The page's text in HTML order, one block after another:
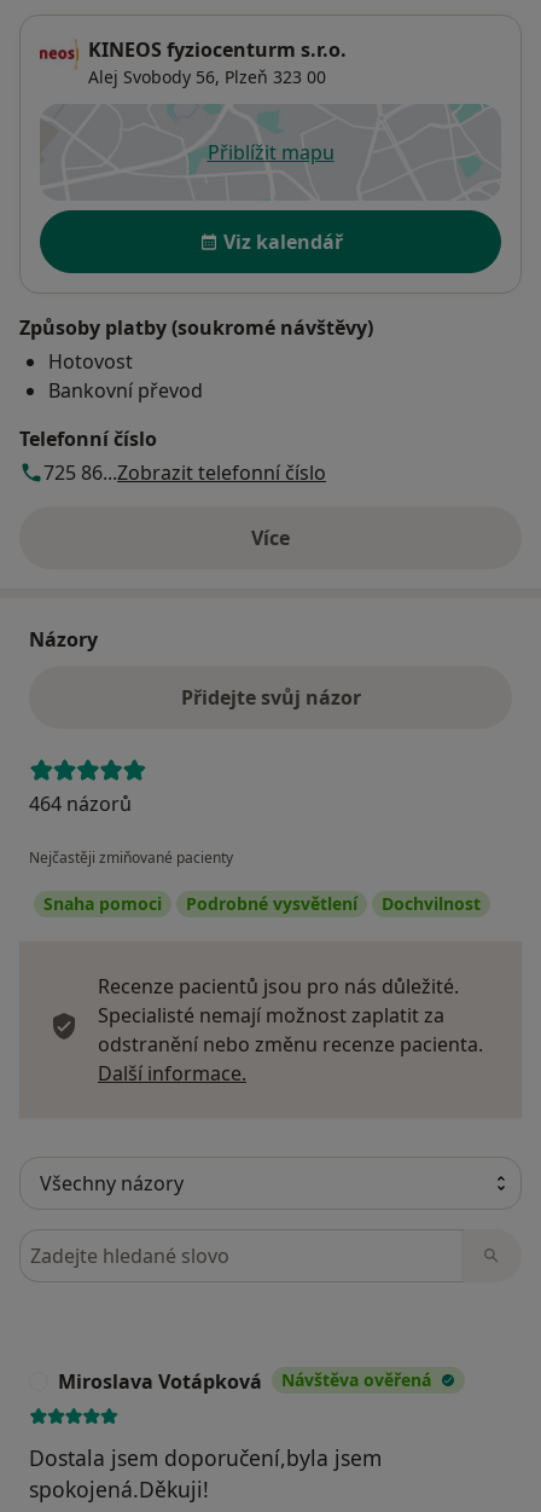
KINEOS fyziocenturm s.r.o.
Alej Svobody 56, Plzeň 323 00
Přiblížit mapuse otevře v nové záložce
Dostupnost
Viz kalendář
Způsoby platby (soukromé návštěvy)
Hotovost
Bankovní převod
Telefonní číslo
725 86...Zobrazit telefonní číslo
Víceo adrese
Názory
Přidejte svůj názor
464 názorů
Nejčastěji zmiňované pacienty
Snaha pomoci Podrobné vysvětlení Dochvilnost
Recenze pacientů jsou pro nás důležité.
Specialisté nemají možnost zaplatit za
odstranění nebo změnu recenze pacienta.
Další informace.
Hledejte v názorech
Miroslava Votápková Návštěva ověřená
Dostala jsem doporučení,byla jsem
spokojená.Děkuji!